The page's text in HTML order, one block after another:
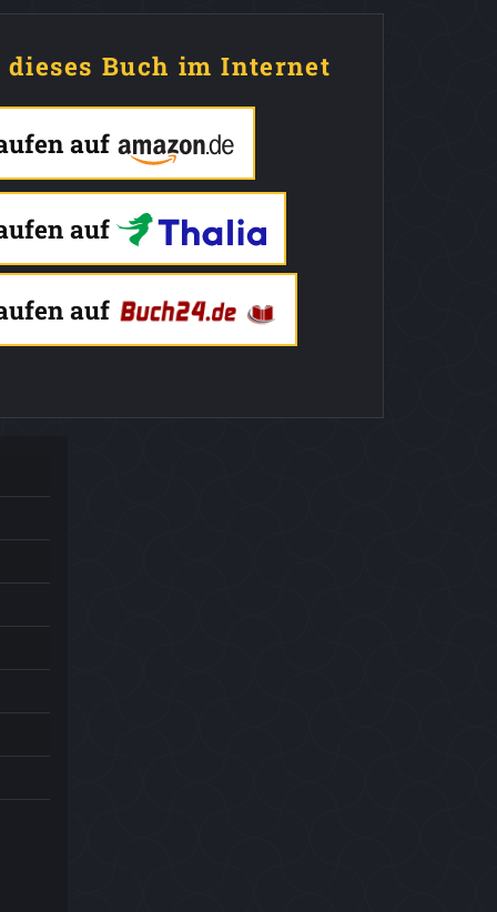
dieses Buch im Internet
auf
auf
auf